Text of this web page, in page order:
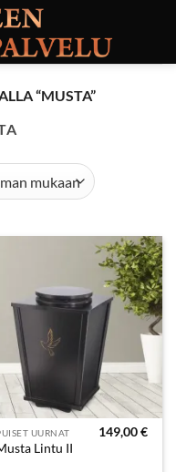
“MUSTA”
UURNAT
Lintu II
149,00€